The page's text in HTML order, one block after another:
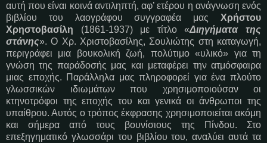
αυτή που είναι κοινά αντιληπτή, αφ’ ετέρου η ανάγνωση ενός
βιβλίου του λαογράφου συγγραφέα μας Χρήστου
Χρηστοβασίλη (1861-1937) με τίτλο «Διηγήματα της
στάνης». Ο Χρ. Χριστοβασίλης, Σουλιώτης στη καταγωγή,
περιγράφει μια βουκολική ζωή, πολύτιμο «υλικό» για τη
γνώση της παράδοσής μας και μεταφέρει την ατμόσφαιρα
μιας εποχής. Παράλληλα μας πληροφορεί για ένα πλούτο
γλωσσικών ιδιωμάτων που χρησιμοποιούσαν οι
κτηνοτρόφοι της εποχής του και γενικά οι άνθρωποι της
υπαίθρου. Αυτός ο τρόπος έκφρασης χρησιμοποιείται ακόμη
και σήμερα από τους βουνίσιους της Πίνδου. Στο
επεξηγηματικό γλωσσάρι του βιβλίου του, αναλύει αυτά τα